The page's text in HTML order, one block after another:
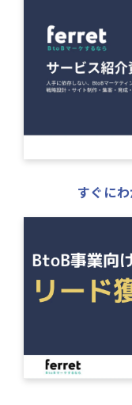
すぐに